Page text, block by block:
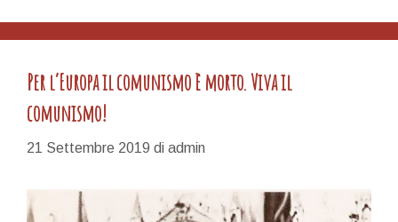
Per l’Europa il comunismo è morto. Viva il
comunismo!
21 Settembre 2019 di admin